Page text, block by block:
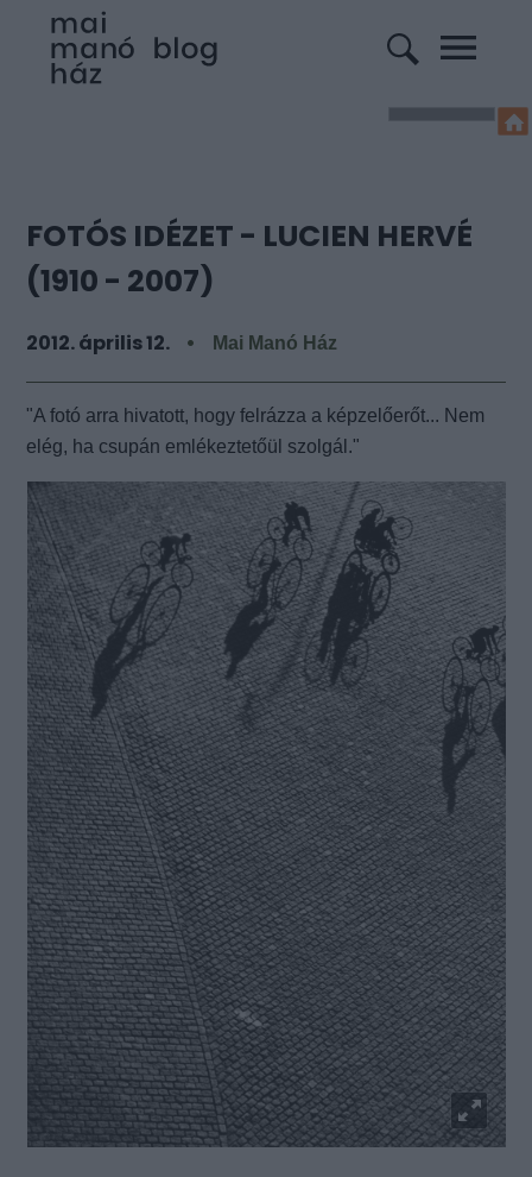
FOTÓS IDÉZET - LUCIEN HERVÉ
(1910 - 2007)
2012. április 12. Mai Manó Ház
"A fotó arra hivatott, hogy felrázza a képzelőerőt... Nem
elég, ha csupán emlékeztetőül szolgál."